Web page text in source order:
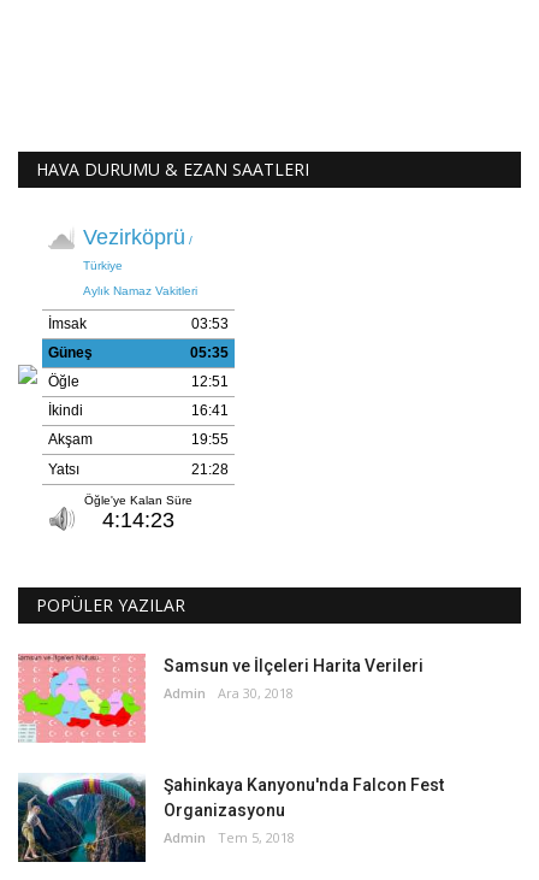
HAVA DURUMU & EZAN SAATLERI
POPÜLER YAZILAR
Samsun ve İlçeleri Harita Verileri
Admin Ara 30, 2018
Şahinkaya Kanyonu'nda Falcon Fest
Organizasyonu
Admin Tem 5, 2018